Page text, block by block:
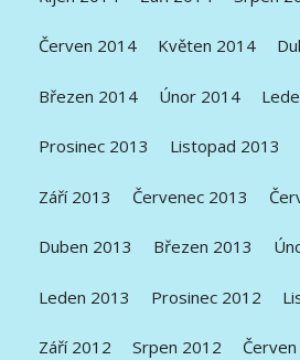
Červen 2014 Květen 2014
Březen 2014 Únor 2014
Prosinec 2013 Listopad 2013
Září 2013 Červenec 2013
Duben 2013 Březen 2013
Leden 2013 Prosinec 2012
Září 2012 Srpen 2012